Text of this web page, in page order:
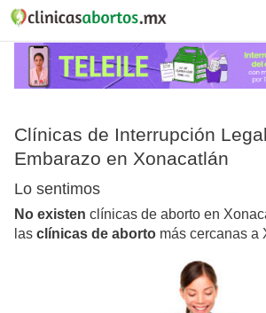
Clínicas de Interrupción
Embarazo en Xonacatlán
Lo sentimos
No existen clínicas de aborto en
las clínicas de aborto más cercanas a